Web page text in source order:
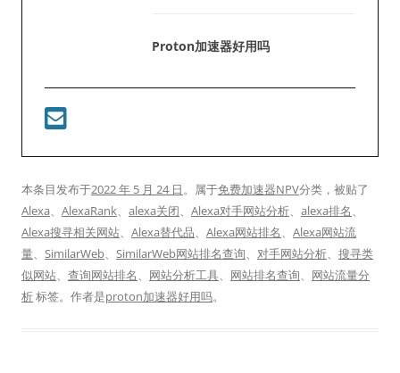
Proton加速器好用吗
本条目发布于2022 年 5 月 24 日。属于免费加速器NPV分类，被贴了
Alexa、 AlexaRank、 alexa关闭、 Alexa对手网站分析、 alexa排名、
Alexa搜寻相关网站、 Alexa替代品、 Alexa网站排名、 Alexa网站流
量、 SimilarWeb、 SimilarWeb网站排名查询、 对手网站分析、 搜寻类
似网站、 查询网站排名、 网站分析工具、 网站排名查询、 网站流量分
析标签。 作者是proton加速器好用吗。